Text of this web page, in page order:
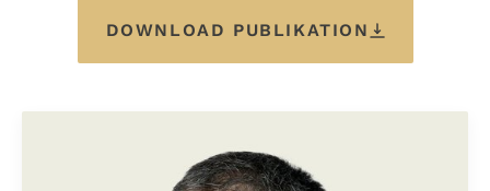
DOWNLOAD PUBLIKATION